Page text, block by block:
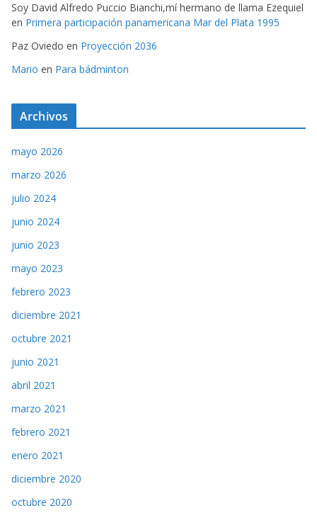
Soy David Alfredo Puccio Bianchi,mí hermano de llama Ezequiel
en Primera participación panamericana Mar del Plata 1995
Paz Oviedo en Proyección 2036
Mario en Para bádminton
Archivos
mayo 2026
marzo 2026
julio 2024
junio 2024
junio 2023
mayo 2023
febrero 2023
diciembre 2021
octubre 2021
junio 2021
abril 2021
marzo 2021
febrero 2021
enero 2021
diciembre 2020
octubre 2020